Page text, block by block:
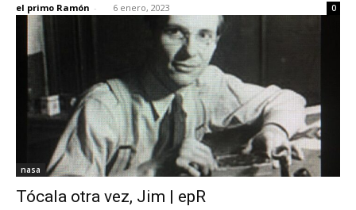
el primo Ramón - 6 enero, 2023 0
nasa
Tócala otra vez, Jim | epR